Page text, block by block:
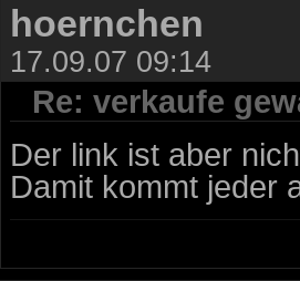
hoernchen
17.09.07 09:14
Re: verkaufe
Der link ist aber
Damit kommt jeder